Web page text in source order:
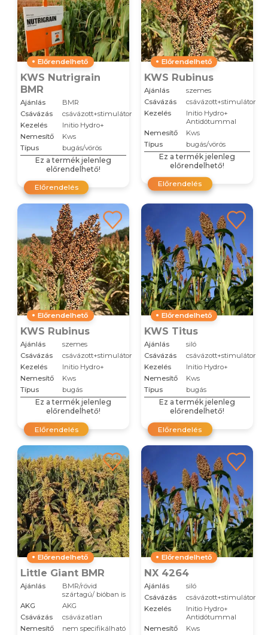
Előrendelhető
KWS Nutrigrain
BMR
Ajánlás
BMR
Csávázás
csávázott+stimulátor
Kezelés
Initio Hydro+
Nemesítő
Kws
Típus
bugás/vörös
Ez a termék jelenleg
előrendelhető!
Előrendelés
Előrendelhető
KWS Rubinus
Ajánlás
szemes
Csávázás
csávázott+stimulátor
Kezelés
Initio Hydro+
Antidótummal
Nemesítő
Kws
Típus
bugás/vörös
Ez a termék jelenleg
előrendelhető!
Előrendelés
Előrendelhető
KWS Rubinus
Ajánlás
szemes
Csávázás
csávázott+stimulátor
Kezelés
Initio Hydro+
Nemesítő
Kws
Típus
bugás
Ez a termék jelenleg
előrendelhető!
Előrendelés
Előrendelhető
KWS Titus
Ajánlás
siló
Csávázás
csávázott+stimulátor
Kezelés
Initio Hydro+
Nemesítő
Kws
Típus
bugás
Ez a termék jelenleg
előrendelhető!
Előrendelés
Előrendelhető
Little Giant BMR
Ajánlás
BMR/rövid
szártagú/ bióban is
AKG
AKG
Csávázás
csávázatlan
Nemesítő
nem specifikálható
Előrendelhető
NX 4264
Ajánlás
siló
Csávázás
csávázott+stimulátor
Kezelés
Initio Hydro+
Antidótummal
Nemesítő
Kws